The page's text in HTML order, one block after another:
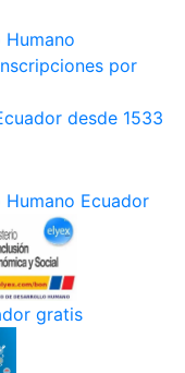
por
desde 1533
Ecuador
gratis